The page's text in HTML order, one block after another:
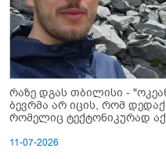
რაზე დგას თბილისი -
ბევრმა არ იცის, რომ
რომელიც ტექტონიკურად
11-07-2026